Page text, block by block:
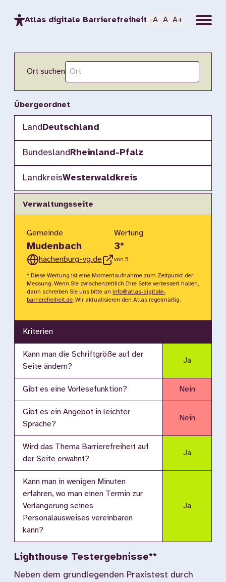
Atlas digitale Barrierefreiheit -A A A+ Menu
Ort suchen
Übergeordnet
LandDeutschland
BundeslandRheinland-Pfalz
LandkreisWesterwaldkreis
Verwaltungsseite
Gemeinde
Mudenbach
hachenburg-vg.de
Wertung
3*
von 5
* Diese Wertung ist eine Momentaufnahme zum Zeitpunkt der
Messung. Wenn Sie zwischenzeitlich Ihre Seite verbessert haben,
dann schreiben Sie uns bitte an info@atlas-digitale-
barrierefreiheit.de. Wir aktualisieren den Atlas regelmäßig.
Kriterien
Kann man die Schriftgröße auf der
Seite ändern?
Ja
Gibt es eine Vorlesefunktion? Nein
Gibt es ein Angebot in leichter
Sprache?
Nein
Wird das Thema Barrierefreiheit auf
der Seite erwähnt?
Ja
Kann man in wenigen Minuten
erfahren, wo man einen Termin zur
Verlängerung seines
Personalausweises vereinbaren
kann?
Ja
Lighthouse Testergebnisse**
Neben dem grundlegenden Praxistest durch